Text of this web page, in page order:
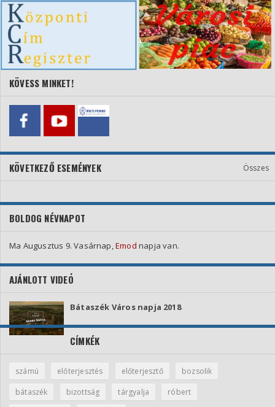
KÖVESS MINKET!
KÖVETKEZŐ ESEMÉNYEK Összes
BOLDOG NÉVNAPOT
Ma Augusztus 9. Vasárnap,Emod napja van.
AJÁNLOTT VIDEÓ
Bátaszék Város napja 2018
CÍMKÉK
számú előterjesztés előterjesztő
bozsolik
bátaszék
bizottság tárgyalja
róbert